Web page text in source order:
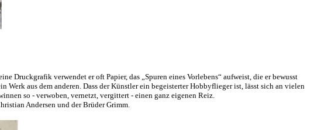
Druckgrafik verwendet er oft Papier, das „Spuren eines Vorlebens“ aufweist, die er bewusst
aus dem anderen. Dass der Künstler ein begeisterter Hobbyflieger ist, lässt sich an vielen
so - verwoben, vernetzt, vergittert - einen ganz eigenen Reiz.
Andersen und der Brüder Grimm.